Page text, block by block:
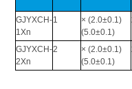
GJYXCH-
1Xn
1
× (2.0±0.1)
(5.0±0.1)
GJYXCH-
2Xn
2
× (2.0±0.1)
(5.0±0.1)